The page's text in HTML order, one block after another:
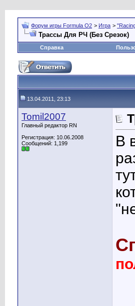
Форум игры Formula O2 > Игра >
Трассы Для РЧ (Без Срезок)
Справка
13.04.2011, 23:13
Tomil2007
Главный редактор RN
Регистрация: 10.06.2008
Сообщений: 1,199
В